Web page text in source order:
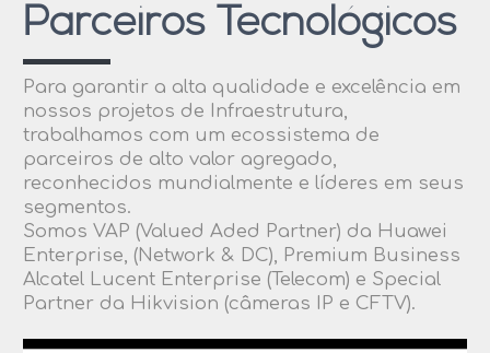
Parceiros Tecnológicos
Para garantir a alta qualidade e excelência em
nossos projetos de Infraestrutura,
trabalhamos com um ecossistema de
parceiros de alto valor agregado,
reconhecidos mundialmente e líderes em seus
segmentos.
Somos VAP (Valued Aded Partner) da Huawei
Enterprise, (Network & DC), Premium Business
Alcatel Lucent Enterprise (Telecom) e Special
Partner da Hikvision (câmeras IP e CFTV).